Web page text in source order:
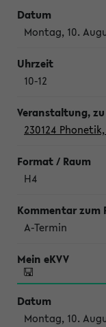
Montag, 10.
10-12
230124
H4
A-Termin
Montag, 10.